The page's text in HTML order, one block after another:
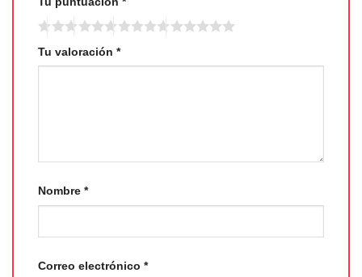
Tu valoración *
Nombre *
Correo electrónico *